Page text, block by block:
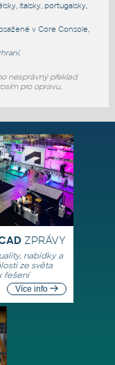
italsky, portugalsky,
v Core Console
nesprávný překlad
pro opravu.
ZPRÁVY
nabídky a
ze světa
řešení
Více info